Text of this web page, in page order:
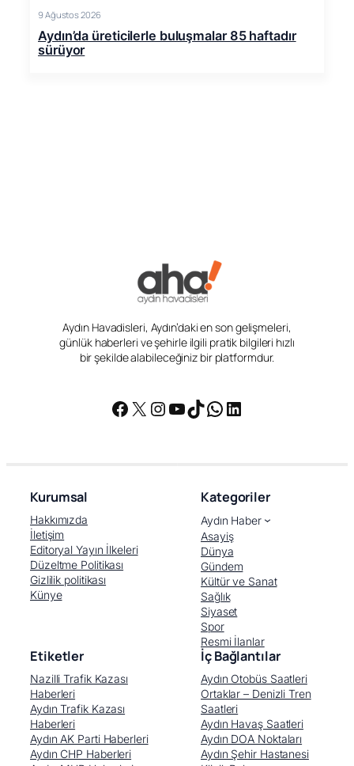
9 Ağustos 2026
Aydın’da üreticilerle buluşmalar 85 haftadır
sürüyor
Aydın Havadisleri, Aydın’daki en son gelişmeleri,
günlük haberleri ve şehirle ilgili pratik bilgileri hızlı
bir şekilde alabileceğiniz bir platformdur.
Facebook
X Instagram
YouTube
TikTok
WhatsApp
LinkedIn
Kurumsal
Hakkımızda
İletişim
Editoryal Yayın İlkeleri
Düzeltme Politikası
Gizlilik politikası
Künye
Kategoriler
Aydın Haber
Asayiş
Dünya
Gündem
Kültür ve Sanat
Sağlık
Siyaset
Spor
Resmi İlanlar
Etiketler
Nazilli Trafik Kazası
Haberleri
Aydın Trafik Kazası
Haberleri
Aydın AK Parti Haberleri
Aydın CHP Haberleri
İç Bağlantılar
Aydın Otobüs Saatleri
Ortaklar – Denizli Tren
Saatleri
Aydın Havaş Saatleri
Aydın DOA Noktaları
Aydın Şehir Hastanesi